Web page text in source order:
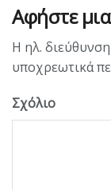
Αφήστε
Η ηλ.
υποχρεωτικά
Σχόλιο